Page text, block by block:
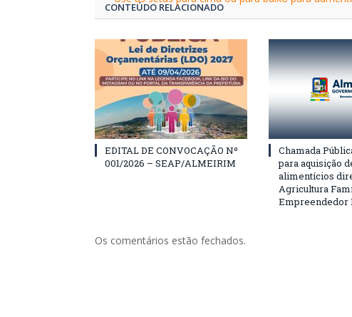
CONTEÚDO RELACIONADO
EDITAL DE CONVOCAÇÃO Nº
001/2026 – SEAP/ALMEIRIM
Chamada
para aquisição
alimentícios
Agricultura
Empreendedor
Os comentários estão fechados.